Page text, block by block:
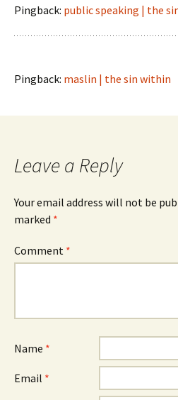
Pingback: public speaking | the
Pingback: maslin | the sin within
Leave a Reply
Your email address will not be
marked *
Comment *
Name *
Email *